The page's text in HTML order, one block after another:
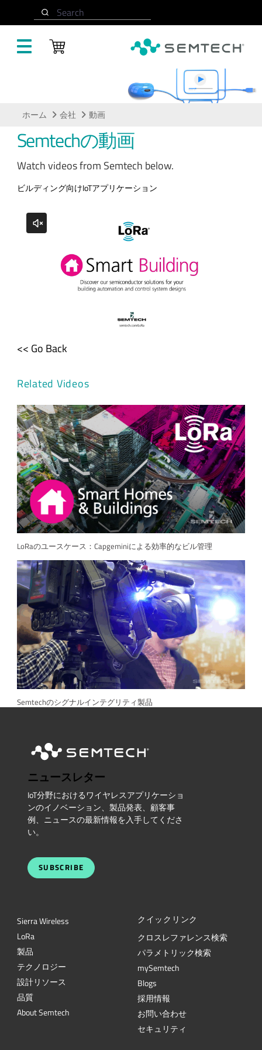
Search
ホーム 会社 動画
Semtechの動画
Watch videos from Semtech below.
ビルディング向けIoTアプリケーション
<< Go Back
Related Videos
LoRaのユースケース：Capgeminiによる効率的なビル管理
Semtechのシグナルインテグリティ製品
ニュースレター
IoT分野におけるワイヤレスアプリケーショ
ンのイノベーション、製品発表、顧客事
例、ニュースの最新情報を入手してくださ
い。
SUBSCRIBE
Sierra Wireless
LoRa
製品
テクノロジー
設計リソース
品質
About Semtech
クイックリンク
クロスレファレンス検索
パラメトリック検索
mySemtech
Blogs
採用情報
お問い合わせ
セキュリティ